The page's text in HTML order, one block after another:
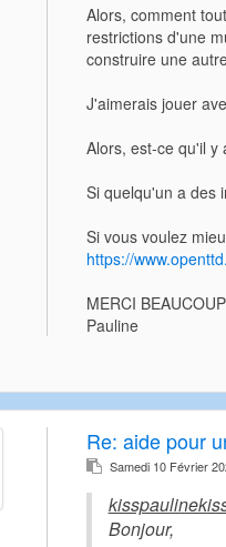
Alors, comment
restrictions d'une
construire une
J'aimerais jouer
Alors, est-ce qu'il y
Si quelqu'un a des
Si vous voulez
https://
MERCI BEAUCOUP
Pauline
Re: aide pour
Samedi 10 Février
Bonjour,